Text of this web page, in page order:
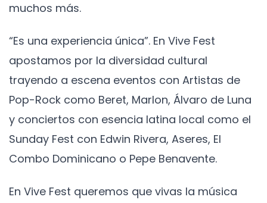
muchos más.
“Es una experiencia única”. En Vive Fest
apostamos por la diversidad cultural
trayendo a escena eventos con Artistas de
Pop-Rock como Beret, Marlon, Álvaro de Luna
y conciertos con esencia latina local como el
Sunday Fest con Edwin Rivera, Aseres, El
Combo Dominicano o Pepe Benavente.
En Vive Fest queremos que vivas la música